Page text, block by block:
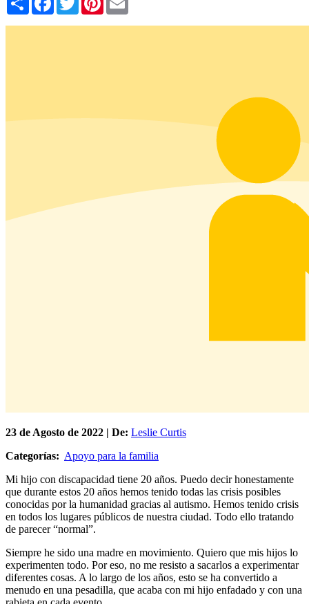
23 de Agosto de 2022 | De: Leslie Curtis
Categorías: Apoyo para la familia
Mi hijo con discapacidad tiene 20 años. Puedo decir honestamente
que durante estos 20 años hemos tenido todas las crisis posibles
conocidas por la humanidad gracias al autismo. Hemos tenido crisis
en todos los lugares públicos de nuestra ciudad. Todo ello tratando
de parecer “normal”.
Siempre he sido una madre en movimiento. Quiero que mis hijos lo
experimenten todo. Por eso, no me resisto a sacarlos a experimentar
diferentes cosas. A lo largo de los años, esto se ha convertido a
menudo en una pesadilla, que acaba con mi hijo enfadado y con una